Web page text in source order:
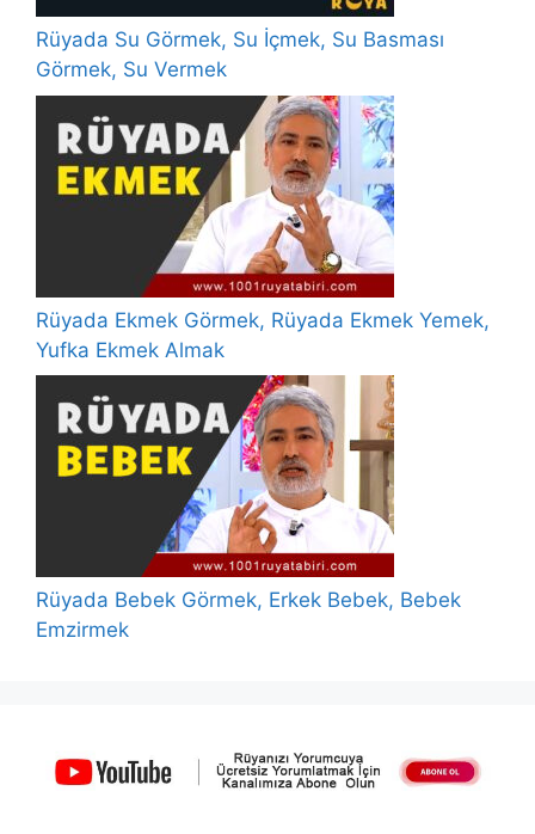
Rüyada Su Görmek, Su İçmek, Su Basması
Görmek, Su Vermek
Rüyada Ekmek Görmek, Rüyada Ekmek Yemek,
Yufka Ekmek Almak
Rüyada Bebek Görmek, Erkek Bebek, Bebek
Emzirmek